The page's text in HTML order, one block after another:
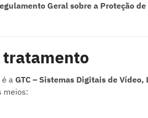
Geral sobre a Proteção de
tratamento
a GTC – Sistemas Digitais de Vídeo,
meios: